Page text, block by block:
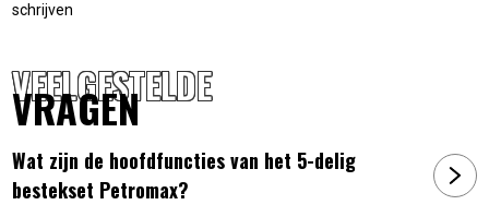
schrijven
VEELGESTELDE
VRAGEN
Wat zijn de hoofdfuncties van het 5-delig
bestekset Petromax?